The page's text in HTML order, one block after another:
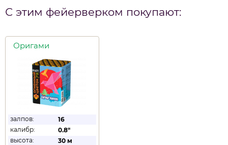
С этим фейерверком покупают:
Оригами
залпов:
16
калибр:
0.8"
высота:
30 м